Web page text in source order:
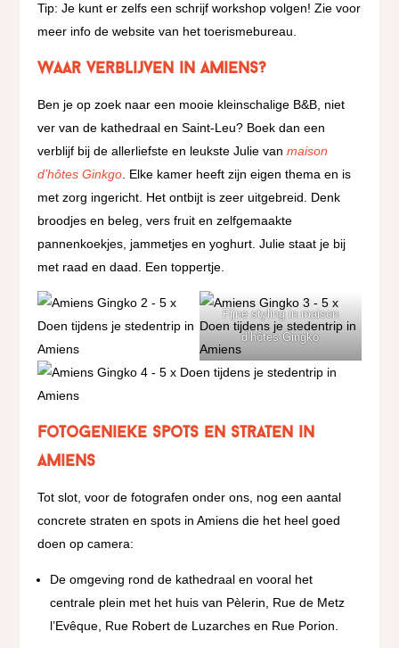
Tip: Je kunt er zelfs een schrijf workshop volgen! Zie voor
meer info de website van het toerismebureau.
Waar verblijven in Amiens?
Ben je op zoek naar een mooie kleinschalige B&B, niet
ver van de kathedraal en Saint-Leu? Boek dan een
verblijf bij de allerliefste en leukste Julie vanmaison
d’hôtes Ginkgo . Elke kamer heeft zijn eigen thema en is
met zorg ingericht. Het ontbijt is zeer uitgebreid. Denk
broodjes en beleg, vers fruit en zelfgemaakte
pannenkoekjes, jammetjes en yoghurt. Julie staat je bij
met raad en daad. Een toppertje.
Fijne styling in maison
d’hôtes Gingko
Fotogenieke spots en straten in
Amiens
Tot slot, voor de fotografen onder ons, nog een aantal
concrete straten en spots in Amiens die het heel goed
doen op camera:
De omgeving rond de kathedraal en vooral het
centrale plein met het huis van Pèlerin, Rue de Metz
l’Evêque, Rue Robert de Luzarches en Rue Porion.